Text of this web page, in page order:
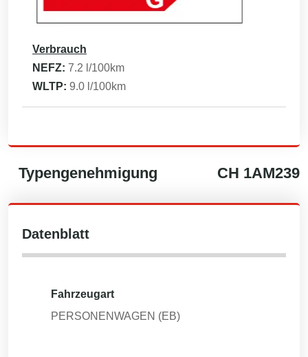
Verbrauch
NEFZ: 7.2 l/100km
WLTP: 9.0 l/100km
Typengenehmigung CH 1AM239
Datenblatt
Fahrzeugart
PERSONENWAGEN (EB)